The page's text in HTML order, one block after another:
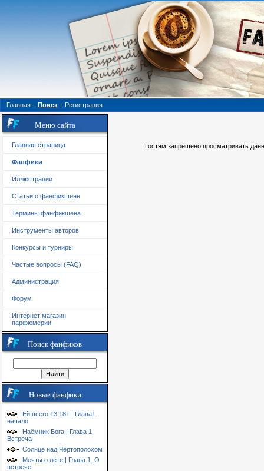
Главная :: Поиск :: Регистрация
Меню сайта
Главная страница
Фанфики
Иллюстрации
Статьи о фанфикшене
Термины фанфикшена
Инструменты авторов
Конкурсы и турниры
Частые вопросы (FAQ)
Администрация
Форум
Интернет магазин
парфюмерии
Поиск фанфиков
Новые фанфики
Ей всего 13 18+ | Глава1
начало
Наёмник Бога | Глава 1.
Встреча
Солнце над Чертополохом
Мечты о лете | Глава 1. О
встрече
Гостям запрещено просматривать